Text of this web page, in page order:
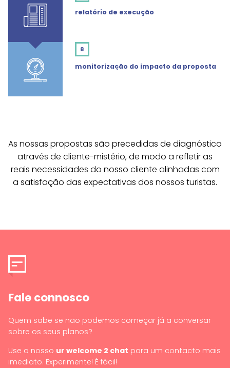
relatório de execução
8
monitorização do impacto da proposta
As nossas propostas são precedidas de diagnóstico
através de cliente-mistério, de modo a refletir as
reais necessidades do nosso cliente alinhadas com
a satisfação das expectativas dos nossos turistas.
Fale connosco
Quem sabe se não podemos começar já a conversar
sobre os seus planos?
Use o nosso ur welcome 2 chat para um contacto mais
imediato. Experimente! É fácil!